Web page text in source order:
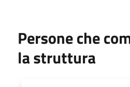
Persone che
la struttura